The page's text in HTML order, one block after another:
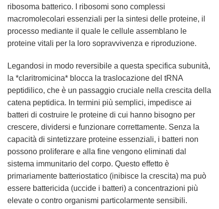
ribosoma batterico. I ribosomi sono complessi
macromolecolari essenziali per la sintesi delle proteine, il
processo mediante il quale le cellule assemblano le
proteine vitali per la loro sopravvivenza e riproduzione.
Legandosi in modo reversibile a questa specifica subunità,
la *claritromicina* blocca la traslocazione del tRNA
peptidilico, che è un passaggio cruciale nella crescita della
catena peptidica. In termini più semplici, impedisce ai
batteri di costruire le proteine di cui hanno bisogno per
crescere, dividersi e funzionare correttamente. Senza la
capacità di sintetizzare proteine essenziali, i batteri non
possono proliferare e alla fine vengono eliminati dal
sistema immunitario del corpo. Questo effetto è
primariamente batteriostatico (inibisce la crescita) ma può
essere battericida (uccide i batteri) a concentrazioni più
elevate o contro organismi particolarmente sensibili.